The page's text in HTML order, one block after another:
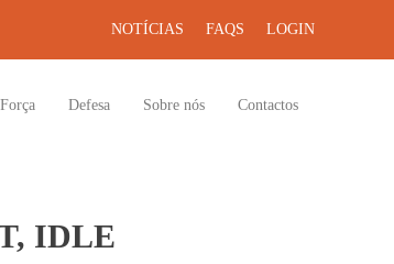
NOTÍCIAS FAQS LOGIN
Defesa Sobre nós Contactos
IDLE